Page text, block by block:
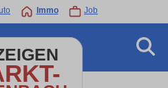
Immo Job